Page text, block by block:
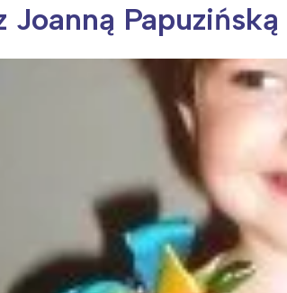
Kwitnąca wiśnia i jej płatki
Joanną Papuzińską